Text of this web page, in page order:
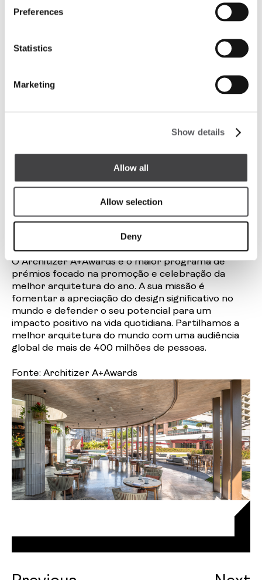
Preferences
Statistics
Marketing
Show details
Allow all
Allow selection
Deny
ORitz Pool Bar
, em Lisboa, faz parte do projeto
Ritz Lisboa, que teve como objetivo respeitar o
projeto arquitetónico existente do edifício, que
O Pool Bar em si tem um toque orgânico e natural.
A sua total abertura e extensão para o terraço
criam uma atmosfera acolhedora, convidando as
pessoas a desfrutar de uma bebida ou lanche
Sobre o Architizer A+Awards
O Architizer A+Awards é o maior programa de
prémios focado na promoção e celebração da
melhor arquitetura do ano. A sua missão é
fomentar a apreciação do design significativo no
mundo e defender o seu potencial para um
impacto positivo na vida quotidiana. Partilhamos a
melhor arquitetura do mundo com uma audiência
global de mais de 400 milhões de pessoas.
Fonte: Architizer A+Awards